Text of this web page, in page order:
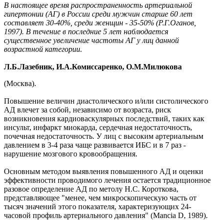
В настоящее время распространенность артериальной
гипертонии (АГ) в России среди мужчин старше 60 лет
составляет 30-40%, среди женщин - 35-50% (Р.Г.Оганов,
1997). В течение в последние 5 лет наблюдается
существенное увеличение частоты АГ у лиц данной
возрастной категории.
Л.Б.Лазебник, И.А.Комиссаренко, О.М.Милюкова
(Москва).
Повышение величин диастолического и/или систолического
АД влечет за собой, независимо от возраста, риск
возникновения кардиоваскулярных последствий, таких как
инсульт, инфаркт миокарда, сердечная недостаточность,
почечная недостаточность. У лиц с высоким артериальным
давлением в 3-4 раза чаще развивается ИБС и в 7 раз -
нарушение мозгового кровообращения.
Основным методом выявления повышенного АД и оценки
эффективности проводимого лечения остается традиционное
разовое определение АД по метолу Н.С. Короткова,
представляющее "менее, чем микроскопическую часть от
тысяч значений этого показателя, характеризующих 24-
часовой профиль артериального давления" (Mancia D, 1989).